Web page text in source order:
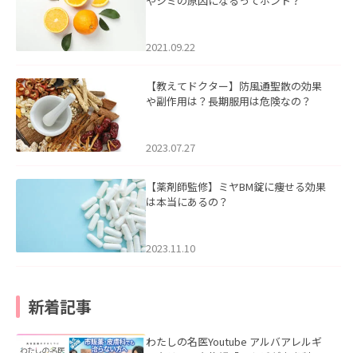
2021.09.22
【教えてドクター】防風通聖散の効果
や副作用は？長期服用は危険なの？
2023.07.27
【薬剤師監修】ミヤBM錠に痩せる効果
は本当にあるの？
2023.11.10
新着記事
わたしの名医Youtube アルバアレルギ